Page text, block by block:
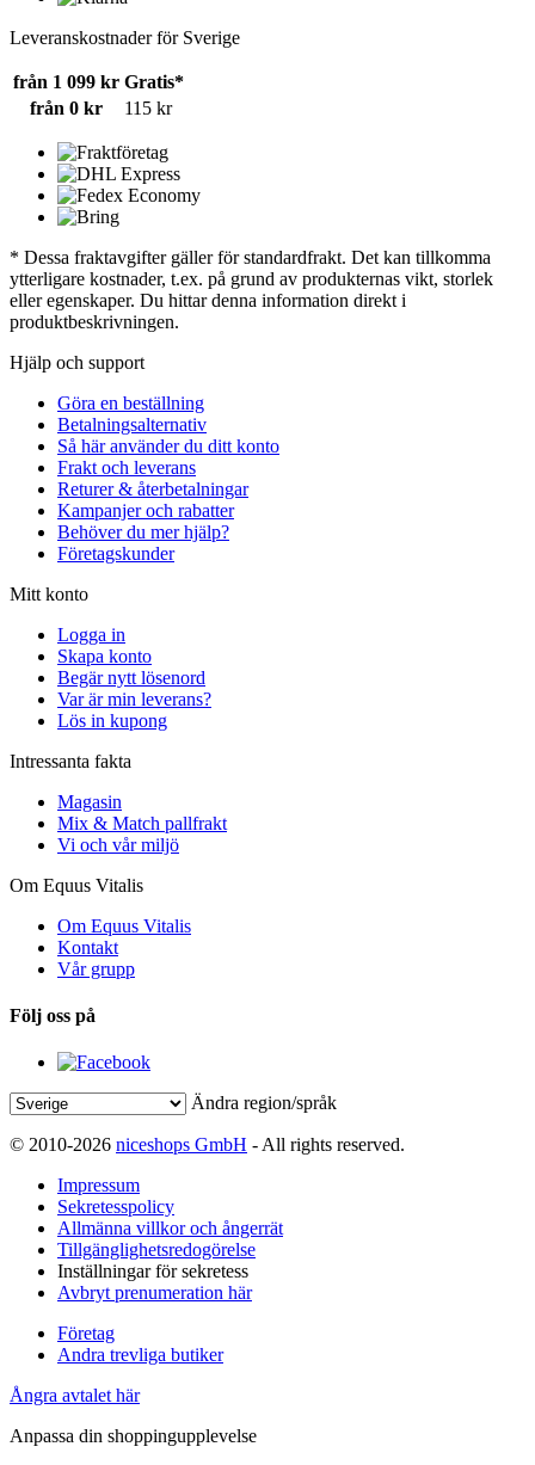
Leveranskostnader för Sverige
från 1 099 kr Gratis*
från 0 kr
115 kr
* Dessa fraktavgifter gäller för standardfrakt. Det kan tillkomma
ytterligare kostnader, t.ex. på grund av produkternas vikt, storlek
eller egenskaper. Du hittar denna information direkt i
produktbeskrivningen.
Hjälp och support
Göra en beställning
Betalningsalternativ
Så här använder du ditt konto
Frakt och leverans
Returer & återbetalningar
Kampanjer och rabatter
Behöver du mer hjälp?
Företagskunder
Mitt konto
Logga in
Skapa konto
Begär nytt lösenord
Var är min leverans?
Lös in kupong
Intressanta fakta
Magasin
Mix & Match pallfrakt
Vi och vår miljö
Om Equus Vitalis
Om Equus Vitalis
Kontakt
Vår grupp
Följ oss på
Ändra region/språk
© 2010-2026 niceshops GmbH - All rights reserved.
Impressum
Sekretesspolicy
Allmänna villkor och ångerrät
Tillgänglighetsredogörelse
Inställningar för sekretess
Avbryt prenumeration här
Företag
Andra trevliga butiker
Ångra avtalet här
Anpassa din shoppingupplevelse